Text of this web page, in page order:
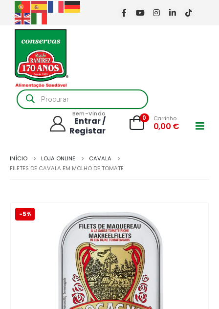
Products
search
Bem-Vindo
Entrar /
Registar
0 Carrinho
0,00 €
INÍCIO LOJA ONLINE
CAVALA
FILETES DE CAVALA EM MOLHO DE TOMATE
-5%